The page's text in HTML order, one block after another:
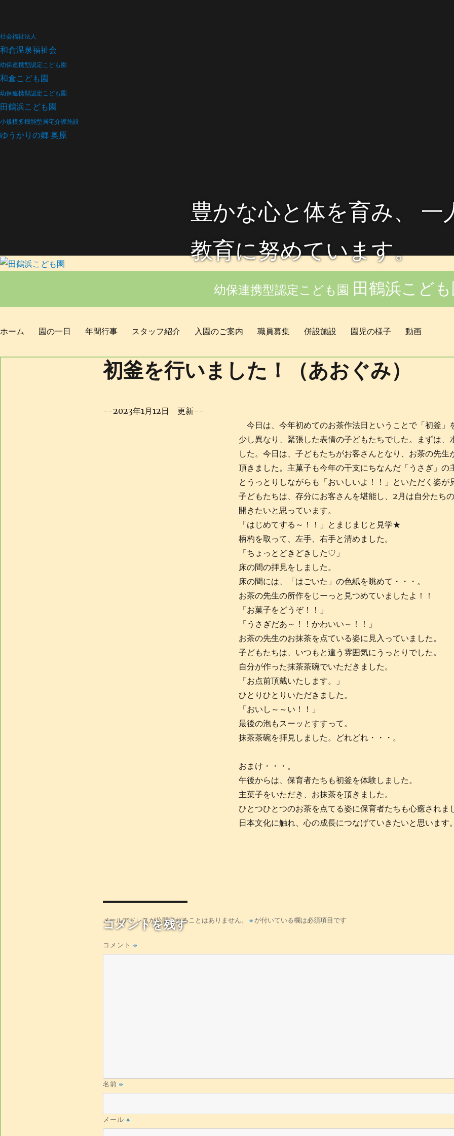
社会福祉法人
和倉温泉福祉会
幼保連携型認定こども園
和倉こども園
幼保連携型認定こども園
田鶴浜こども園
小規模多機能型居宅介護施設
ゆうかりの郷 奥原
豊かな心と体を育み、 一
教育に努めています。
幼保連携型認定こども園 田鶴浜こど
ホーム 園の一日 年間行事 スタッフ紹介 入園のご案内 職員募集 併設施設 園児の様子 動画
初釜を行いました！（あおぐみ）
--2023年1月12日 更新--
今日は、今年初めてのお茶作法日ということで「初釜」
少し異なり、緊張した表情の子どもたちでした。まずは、
した。今日は、子どもたちがお客さんとなり、お茶の先生
頂きました。主菓子も今年の干支にちなんだ「うさぎ」の
とうっとりしながらも「おいしいよ！！」といただく姿が
子どもたちは、存分にお客さんを堪能し、2月は自分たち
開きたいと思っています。
「はじめてする～！！」とまじまじと見学★
柄杓を取って、左手、右手と清めました。
「ちょっとどきどきした♡」
床の間の拝見をしました。
床の間には、「はごいた」の色紙を眺めて・・・。
お茶の先生の所作をじーっと見つめていましたよ！！
「お菓子をどうぞ！！」
「うさぎだあ～！！かわいい～！！」
お茶の先生のお抹茶を点ている姿に見入っていました。
子どもたちは、いつもと違う雰囲気にうっとりでした。
自分が作った抹茶茶碗でいただきました。
「お点前頂戴いたします。」
ひとりひとりいただきました。
「おいし～～い！！」
最後の泡もスーッとすすって。
抹茶茶碗を拝見しました。どれどれ・・・。
おまけ・・・。
午後からは、保育者たちも初釜を体験しました。
主菓子をいただき、お抹茶を頂きました。
ひとつひとつのお茶を点てる姿に保育者たちも心癒されま
日本文化に触れ、心の成長につなげていきたいと思います。
コメントを残す
メールアドレスが公開されることはありません。 ※ が付いている欄は必須項目です
コメント ※
名前 ※
メール ※